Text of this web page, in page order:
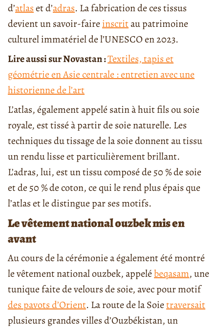
d’atlaset d’adras. La fabrication de ces tissus
devient un savoir-faireinscritau patrimoine
culturel immatériel de l’UNESCO en 2023.
Lire aussi sur Novastan :Textiles, tapis et
géométrie en Asie centrale : entretien avec une
historienne de l’art
L’atlas, également appelé satin à huit fils ou soie
royale, est tissé à partir de soie naturelle. Les
techniques du tissage de la soie donnent au tissu
un rendu lisse et particulièrement brillant.
L’adras, lui, est un tissu composé de 50 % de soie
et de 50 % de coton, ce qui le rend plus épais que
l’atlas et le distingue par ses motifs.
Le vêtement national ouzbek mis en
avant
Au cours de la cérémonie a également été montré
le vêtement national ouzbek, appelébeqasam, une
tunique faite de velours de soie, avec pour motif
des pavots d’Orient. La route de la Soietraversait
plusieurs grandes villes d’Ouzbékistan, un